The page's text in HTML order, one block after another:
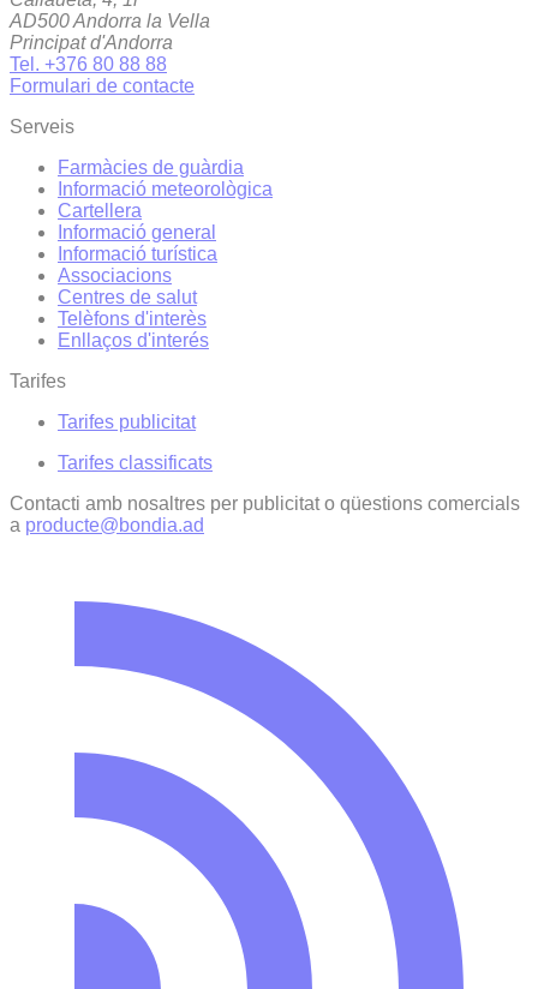
AD500 Andorra la Vella
Principat d'Andorra
Tel. +376 80 88 88
Formulari de contacte
Serveis
Farmàcies de guàrdia
Informació meteorològica
Cartellera
Informació general
Informació turística
Associacions
Centres de salut
Telèfons d'interès
Enllaços d'interés
Tarifes
Tarifes publicitat
Tarifes classificats
Contacti amb nosaltres per publicitat o qüestions comercials
a producte@bondia.ad